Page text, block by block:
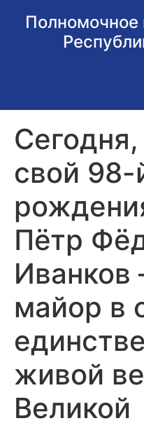
Полномочное
свой 98-
Пётр
Иванков
майор в
живой
Великой